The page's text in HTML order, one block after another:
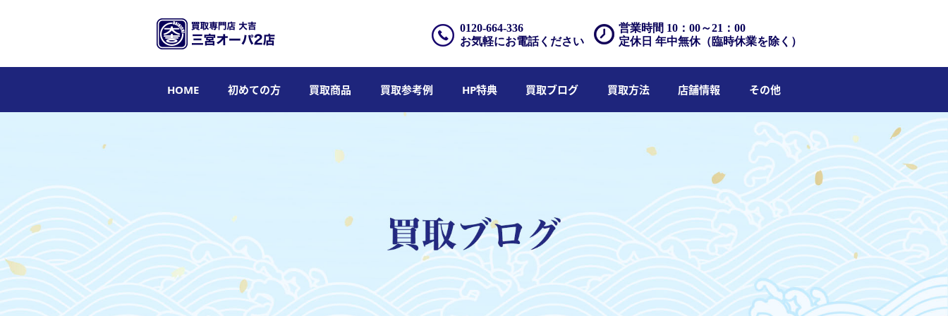
営業時間 10：00～21：00
定休日 年中無休（臨時休業を除く）
0120-664-336
お気軽にお電話ください
HOME 初めての方 買取商品 買取参考例 HP特典 買取ブログ 買取方法 店舗情報 その他